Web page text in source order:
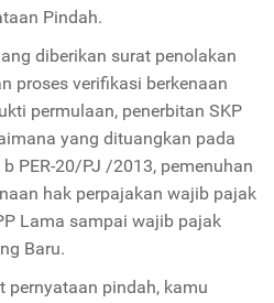
Pindah.
diberikan surat penolakan
proses verifikasi berkenaan
permulaan, penerbitan SKP
yang dituangkan pada
PER-20/PJ /2013, pemenuhan
hak perpajakan wajib pajak
Lama sampai wajib pajak
Baru.
pernyataan pindah, kamu